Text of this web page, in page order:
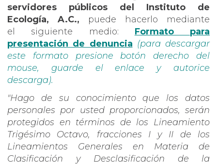
servidores públicos del Instituto de
Ecología, A.C., puede hacerlo mediante
el siguiente medio: Formato para
presentación de denuncia (para descargar
este formato presione botón derecho del
mouse, guarde el enlace y autorice
descarga).
"Hago de su conocimiento que los datos
personales por usted proporcionados, serán
protegidos en términos de los Lineamiento
Trigésimo Octavo, fracciones I y II de los
Lineamientos Generales en Materia de
Clasificación y Desclasificación de la